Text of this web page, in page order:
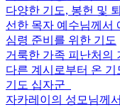
다양한 기도, 봉헌 및
선한 목자 예수님께서
심령 준비를 위한 기도
거룩한 가족 피난처의
다른 계시로부터 온 기
기도 십자군
자카레이의 성모님께